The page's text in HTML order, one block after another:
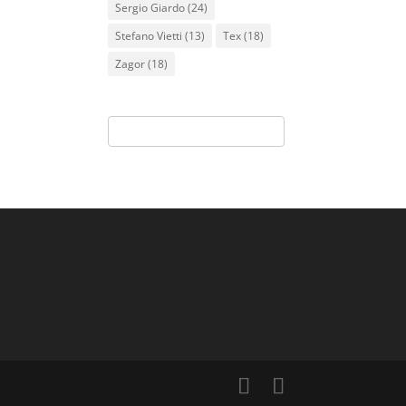
Sergio Giardo(24)
Stefano Vietti (13) Tex(18)
Zagor(18)